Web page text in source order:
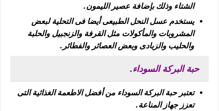
الشتاء وذلك بإضافة عصير الليمون.
يستخدم عسل النحل الطبيعى أيضا فى التحلية لبعض
المشروبات والمأكولات مثل القرفة والزنجبيل والحلبة
والحليب والزبادى وبعض العصائر والفطائر.
حبة البركة السوداء.
تعتبر حبة البركة السوداء من أفضل الاطعمة الغذائية التى
تعزز جهاز المناعة.